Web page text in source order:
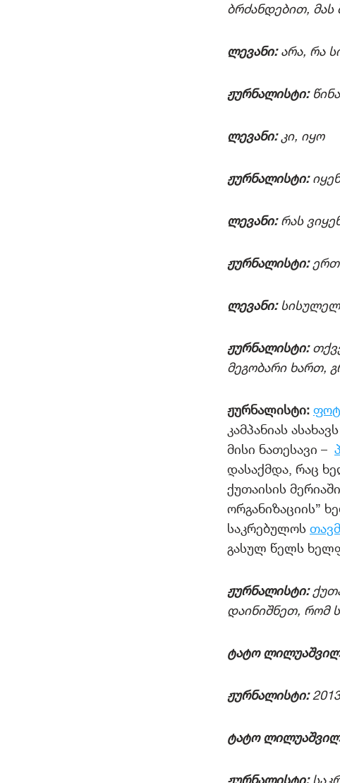
ბრძანდებით,
ლევანი:არა, რა
ჟურნალისტი:
ლევანი:კი, იყო
ჟურნალისტი:
ლევანი:რას
ჟურნალისტი:
ლევანი:
ჟურნალისტი:
მეგობარი ხართ,
ჟურნალისტი:
კამპანიას
მისი ნათესავი –
დასაქმდა, რაც
ქუთაისის
ორგანიზაციის”
საკრებულოს
გასულ წელს
ჟურნალისტი:
დაინიშნეთ, რომ
ტატო
ჟურნალისტი:
ტატო
ჟურნალისტი: